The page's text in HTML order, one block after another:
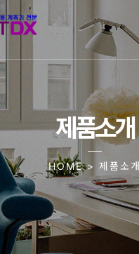
제품소개
HOME > 제품소개